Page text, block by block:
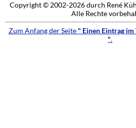
Copyright © 2002-2026 durch René
Alle Rechte
Zum Anfang der Seite " Einen Eintrag
".